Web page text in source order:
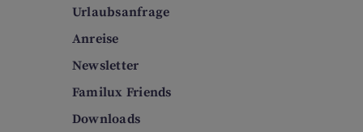
Urlaubsanfrage
Anreise
Newsletter
Familux Friends
Downloads